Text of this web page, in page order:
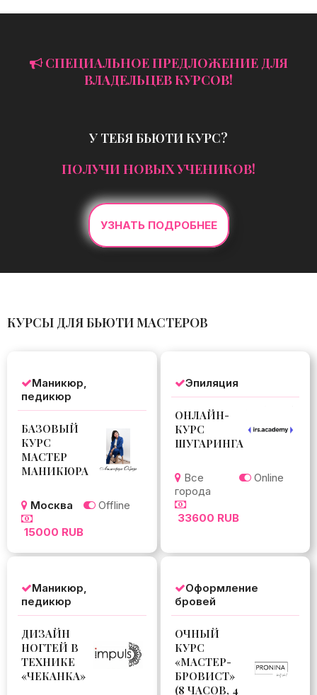
СПЕЦИАЛЬНОЕ ПРЕДЛОЖЕНИЕ ДЛЯ
ВЛАДЕЛЬЦЕВ КУРСОВ!
У ТЕБЯ БЬЮТИ КУРС?
ПОЛУЧИ НОВЫХ УЧЕНИКОВ!
УЗНАТЬ ПОДРОБНЕЕ
КУРСЫ ДЛЯ БЬЮТИ МАСТЕРОВ
Маникюр,
педикюр
БАЗОВЫЙ
КУРС
МАСТЕР
МАНИКЮРА
Москва
Offline
15000 RUB
Эпиляция
ОНЛАЙН-
КУРС
ШУГАРИНГА
Все
города
Online
33600 RUB
Маникюр,
педикюр
ДИЗАЙН
НОГТЕЙ В
ТЕХНИКЕ
«ЧЕКАНКА»
Оформление
бровей
ОЧНЫЙ
КУРС
«МАСТЕР-
БРОВИСТ»
(8 ЧАСОВ, 4